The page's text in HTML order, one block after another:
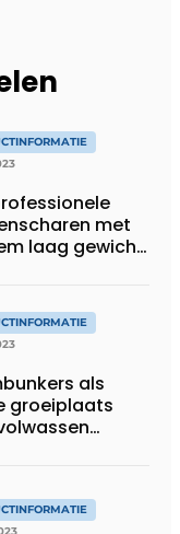
met
laag gewicht
als
groeiplaats